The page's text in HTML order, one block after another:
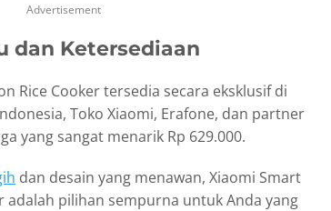
Advertisement
dan Ketersediaan
Rice Cooker tersedia secara eksklusif di
Toko Xiaomi, Erafone, dan partner
yang sangat menarik Rp 629.000.
dan desain yang menawan, Xiaomi Smart
adalah pilihan sempurna untuk Anda yang